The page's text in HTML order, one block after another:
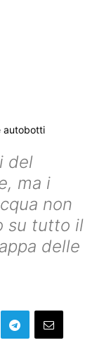
del
ma i
non
su tutto il
delle